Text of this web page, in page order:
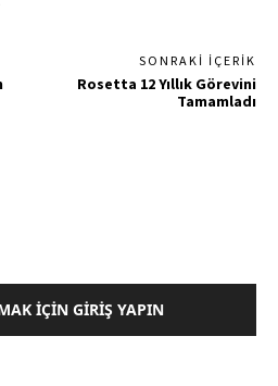
SONRAKI İÇERIK
Rosetta 12 Yıllık Görevini
Tamamladı
İÇIN GIRIŞ YAPIN